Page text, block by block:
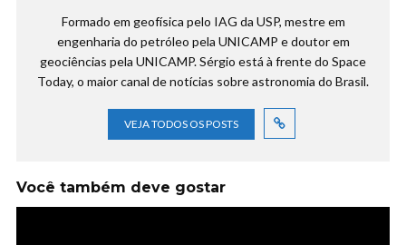
Formado em geofísica pelo IAG da USP, mestre em
engenharia do petróleo pela UNICAMP e doutor em
geociências pela UNICAMP. Sérgio está à frente do Space
Today, o maior canal de notícias sobre astronomia do Brasil.
VEJA TODOS OS POSTS
Você também deve gostar